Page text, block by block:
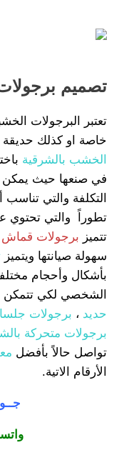
تصميم برجولات
تعتبر البرجولات
خاصة او كذلك
الخشب بالشرقية
في صنعها حيث يمكن
التكلفة والتي تناسب
تطوراً والتي تحتوي
تتميز برجولات قماش
سهولة صيانتها ويتميز
بأشكال وأحجام
الشخصي لكي تتمكن
حديد ، برجولات
برجولات متحركة
تواصل حالاً بأفضل
الأرقام الاتية.